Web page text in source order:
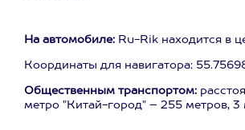
На автомобиле: Ru-Rik находится в
Координаты для навигатора:
Общественным транспортом:
метро "Китай-город" – 255 метров,